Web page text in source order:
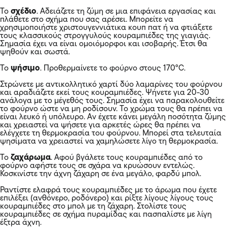
Το σχέδιο. Αδειάζετε τη ζύμη σε μια επιφάνεια εργασίας και
πλάθετε στο σχήμα που σας αρέσει. Μπορείτε να
χρησιμοποιήστε χριστουγεννιάτικα κουπ πατ ή να φτιάξετε
τους κλασσικούς στρογγυλούς κουραμπιέδες της γιαγιάς.
Σημασία έχει να είναι ομοιόμορφοι και ισοβαρής. Έτσι θα
ψηθούν και σωστά.
Το ψήσιμο. Προθερμαίνετε το φούρνο στους 170°C.
Στρώνετε με αντικολλητικό χαρτί δύο λαμαρίνες του φούρνου
και αραδιάζετε εκεί τους κουραμπιέδες. Ψήνετε για 20-30
ανάλογα με το μέγεθός τους. Σημασία έχει να παρακολουθείτε
το φούρνο ώστε να μη ροδίσουν. Το χρώμα τους θα πρέπει να
είναι λευκό ή υπόλευρο. Αν έχετε κάνει μεγάλη ποσότητα ζύμης
και χρειαστεί να ψήσετε για αρκετές ώρες θα πρέπει να
ελέγχετε τη θερμοκρασία του φούρνου. Μπορεί στα τελευταία
ψησίματα να χρειαστεί να χαμηλώσετε λίγο τη θερμοκρασία.
Το ζαχάρωμα. Αφού βγάλετε τους κουραμπιέδες από το
φούρνο αφήστε τους σε σχάρα να κρυώσουν εντελώς.
Κοσκινίστε την άχνη ζάχαρη σε ένα μεγάλο, φαρδύ μπολ.
Ραντίστε ελαφρά τους κουραμπιέδες με το άρωμα που έχετε
επιλέξει (ανθόνερο, ροδόνερο) και ρίξτε λίγους λίγους τους
κουραμπιέδες στο μπολ με τη ζάχαρη. Στολίστε τους
κουραμπιέδες σε σχήμα πυραμίδας και πασπαλίστε με λίγη
έξτρα άχνη.